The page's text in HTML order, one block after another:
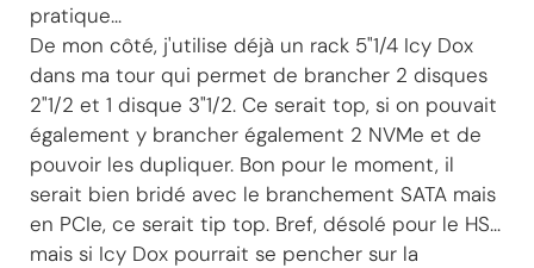
pratique...
De mon côté, j'utilise déjà un rack 5"1/4 Icy Dox
dans ma tour qui permet de brancher 2 disques
2"1/2 et 1 disque 3"1/2. Ce serait top, si on pouvait
également y brancher également 2 NVMe et de
pouvoir les dupliquer. Bon pour le moment, il
serait bien bridé avec le branchement SATA mais
en PCIe, ce serait tip top. Bref, désolé pour le HS...
mais si Icy Dox pourrait se pencher sur la